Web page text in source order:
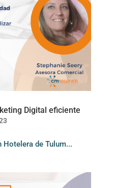
Digital eficiente
de Tulum...